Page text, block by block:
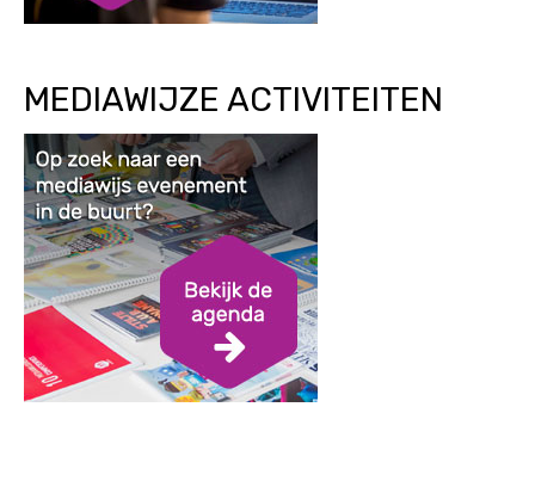
MEDIAWIJZE ACTIVITEITEN